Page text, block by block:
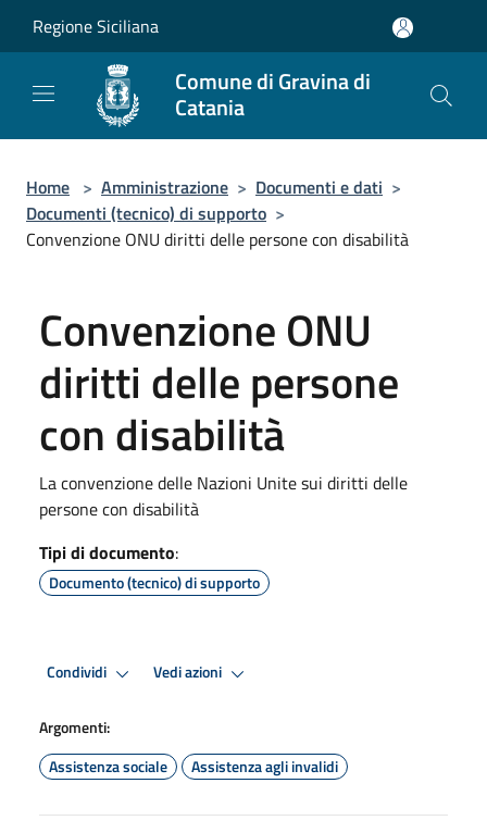
Regione Siciliana
Comune di Gravina di
Catania
Home > Amministrazione > Documenti e dati >
Documenti (tecnico) di supporto >
Convenzione ONU diritti delle persone con disabilità
Convenzione ONU
diritti delle persone
con disabilità
La convenzione delle Nazioni Unite sui diritti delle
persone con disabilità
Tipi di documento:
Documento (tecnico) di supporto
Condividi Vedi azioni
Argomenti:
Assistenza sociale
Assistenza agli invalidi